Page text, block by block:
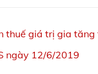
thuế giá trị gia tăng
ngày 12/6/2019